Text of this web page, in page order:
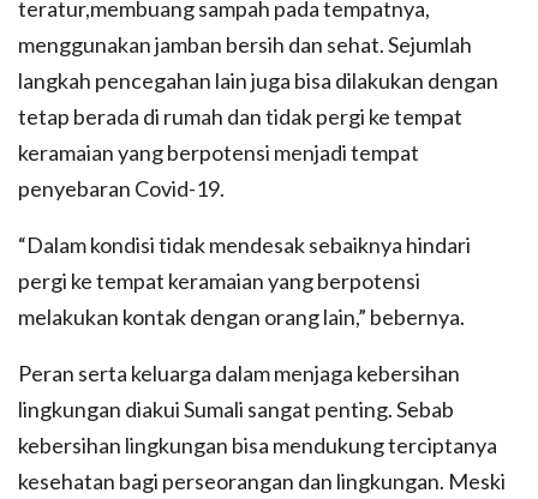
teratur,membuang sampah pada tempatnya,
menggunakan jamban bersih dan sehat. Sejumlah
langkah pencegahan lain juga bisa dilakukan dengan
tetap berada di rumah dan tidak pergi ke tempat
keramaian yang berpotensi menjadi tempat
penyebaran Covid-19.
“Dalam kondisi tidak mendesak sebaiknya hindari
pergi ke tempat keramaian yang berpotensi
melakukan kontak dengan orang lain,” bebernya.
Peran serta keluarga dalam menjaga kebersihan
lingkungan diakui Sumali sangat penting. Sebab
kebersihan lingkungan bisa mendukung terciptanya
kesehatan bagi perseorangan dan lingkungan. Meski